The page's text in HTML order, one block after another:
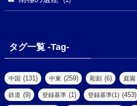
(5)
(14)
(8)
(47)
(18)
(2)
(1)
(2)
(2)
タグ一覧 -Tag-
中国 (131) 中東 (259) 彫刻 (6) 庭園
鉄道 (9) 登録基準 (1) 登録基準(1) (453)